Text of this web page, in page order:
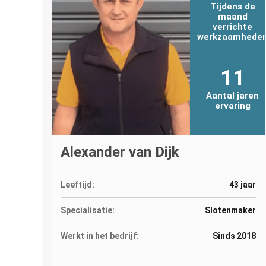
Tijdens de
maand
verrichte
11
Aantal jaren
ervaring
Alexander van Dijk
Leeftijd: 43 jaar
Specialisatie: Slotenmaker
Werkt in het bedrijf: Sinds 2018